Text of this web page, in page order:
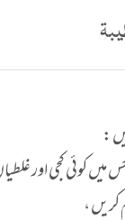
:
کوئی کجی اور
،